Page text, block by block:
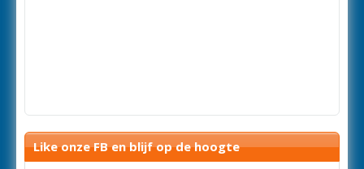
Like onze FB en blijf op de hoogte